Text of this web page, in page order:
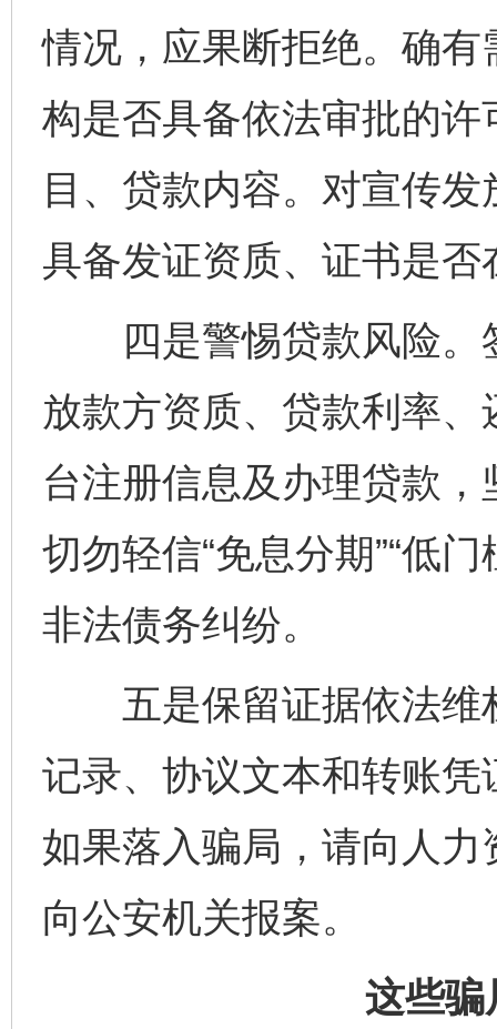
情况，应果断拒绝。确
构是否具备依法审批的
目、贷款内容。对宣传
具备发证资质、证书是
四是警惕贷款风险。
放款方资质、贷款利率
台注册信息及办理贷款
切勿轻信“免息分期”“低
非法债务纠纷。
五是保留证据依法维
记录、协议文本和转账
如果落入骗局，请向人
向公安机关报案。
这些骗